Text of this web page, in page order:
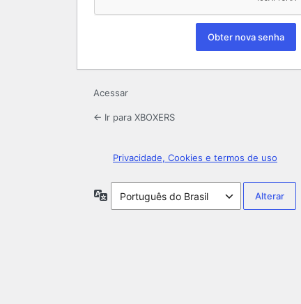
Acessar
← Ir para XBOXERS
Privacidade, Cookies e termos de uso
Idioma